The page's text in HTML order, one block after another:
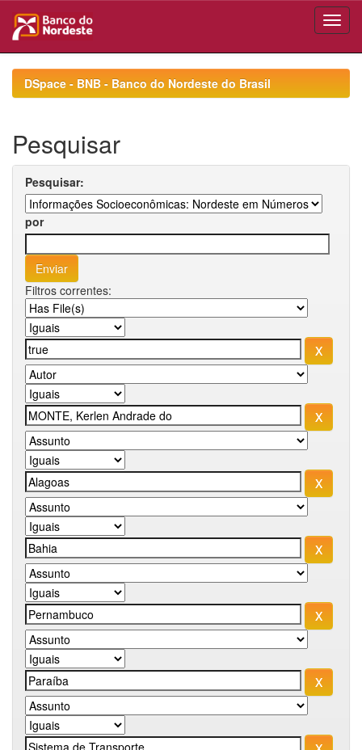
navigationDSpace - BNB - Banco do Nordeste do Brasil
Pesquisar
Pesquisar:
por
Filtros correntes: